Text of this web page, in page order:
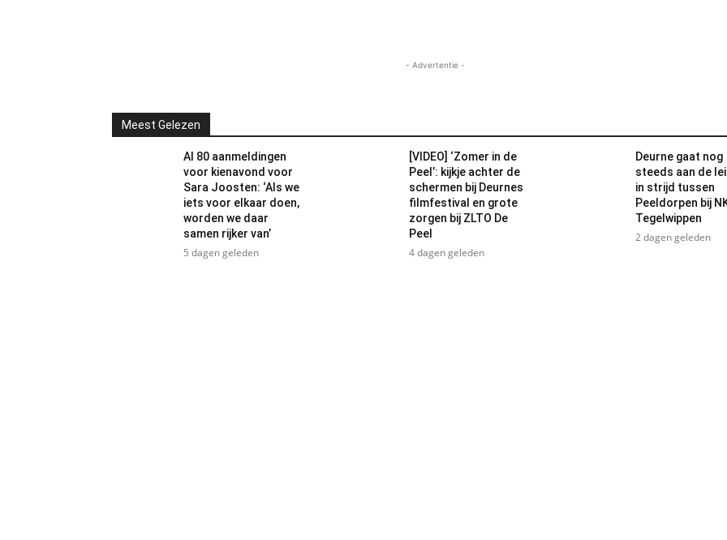
- Advertentie -
Meest Gelezen
Al 80 aanmeldingen
voor kienavond voor
Sara Joosten: ‘Als we
iets voor elkaar doen,
worden we daar
samen rijker van’
5 dagen geleden
[VIDEO] ‘Zomer in de
Peel’: kijkje achter de
schermen bij Deurnes
filmfestival en grote
zorgen bij ZLTO De
Peel
4 dagen geleden
Deurne gaat nog
steeds aan de
in strijd tussen
Peeldorpen bij
Tegelwippen
2 dagen geleden